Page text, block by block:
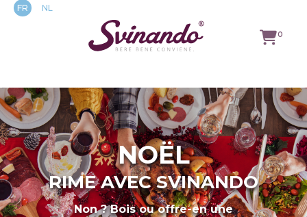
FR NL
0
TOUS LES VINS
VINS ROUGES
VINS BLANCS
VINS ROSÉS
NOËL
RIME AVEC SVINANDO
Non ? Bois ou offre-en une